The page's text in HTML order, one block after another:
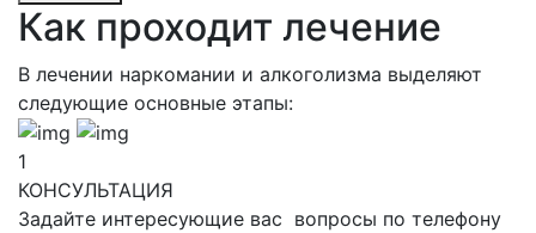
Как проходит лечение
В лечении наркомании и алкоголизма выделяют
следующие основные этапы:
1
КОНСУЛЬТАЦИЯ
Задайте интересующие вас вопросы по телефону